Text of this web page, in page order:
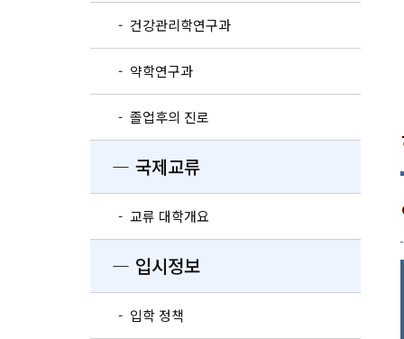
- 건강관리학연구과
- 약학연구과
- 졸업후의 진로
― 국제교류
- 교류 대학개요
― 입시정보
- 입학 정책